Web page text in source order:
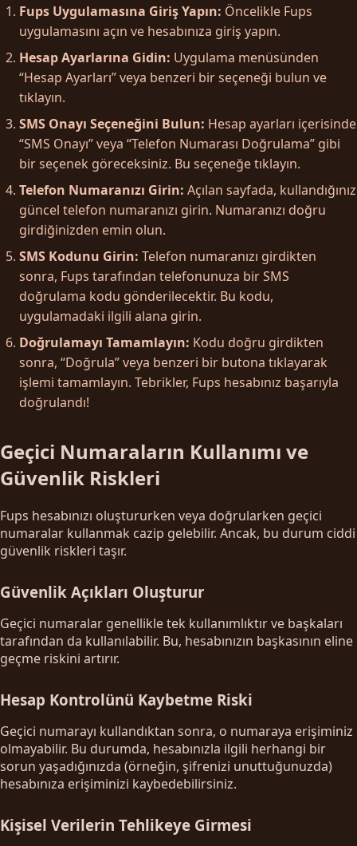
Fups Uygulamasına Giriş Yapın: Öncelikle Fups
uygulamasını açın ve hesabınıza giriş yapın.
Hesap Ayarlarına Gidin: Uygulama menüsünden
“Hesap Ayarları” veya benzeri bir seçeneği bulun ve
tıklayın.
SMS Onayı Seçeneğini Bulun: Hesap ayarları içerisinde
“SMS Onayı” veya “Telefon Numarası Doğrulama” gibi
bir seçenek göreceksiniz. Bu seçeneğe tıklayın.
Telefon Numaranızı Girin: Açılan sayfada, kullandığınız
güncel telefon numaranızı girin. Numaranızı doğru
girdiğinizden emin olun.
SMS Kodunu Girin: Telefon numaranızı girdikten
sonra, Fups tarafından telefonunuza bir SMS
doğrulama kodu gönderilecektir. Bu kodu,
uygulamadaki ilgili alana girin.
Doğrulamayı Tamamlayın: Kodu doğru girdikten
sonra, “Doğrula” veya benzeri bir butona tıklayarak
işlemi tamamlayın. Tebrikler, Fups hesabınız başarıyla
doğrulandı!
Geçici Numaraların Kullanımı ve
Güvenlik Riskleri
Fups hesabınızı oluştururken veya doğrularken geçici
numaralar kullanmak cazip gelebilir. Ancak, bu durum ciddi
güvenlik riskleri taşır.
Güvenlik Açıkları Oluşturur
Geçici numaralar genellikle tek kullanımlıktır ve başkaları
tarafından da kullanılabilir. Bu, hesabınızın başkasının eline
geçme riskini artırır.
Hesap Kontrolünü Kaybetme Riski
Geçici numarayı kullandıktan sonra, o numaraya erişiminiz
olmayabilir. Bu durumda, hesabınızla ilgili herhangi bir
sorun yaşadığınızda (örneğin, şifrenizi unuttuğunuzda)
hesabınıza erişiminizi kaybedebilirsiniz.
Kişisel Verilerin Tehlikeye Girmesi